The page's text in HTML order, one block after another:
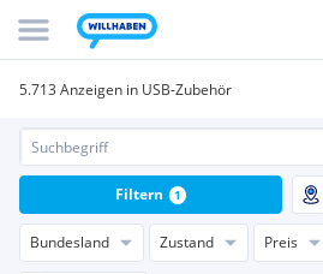
5.713 Anzeigen in USB-Zubehör
Bundesland Zustand Preis
Filtern 1